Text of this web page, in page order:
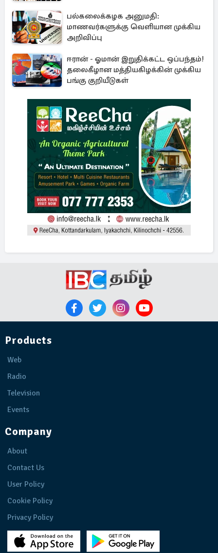
பல்கலைக்கழக அனுமதி:
மாணவர்களுக்கு வெளியான முக்கிய
அறிவிப்பு
ஈரான் - ஓமான் இறுதிக்கட்ட ஒப்பந்தம்!
தலைகீழான மத்தியகிழக்கின் முக்கிய
பங்கு குறியீடுகள்
Products
Web
Radio
Television
Events
Company
About
Contact Us
User Policy
Cookie Policy
Privacy Policy